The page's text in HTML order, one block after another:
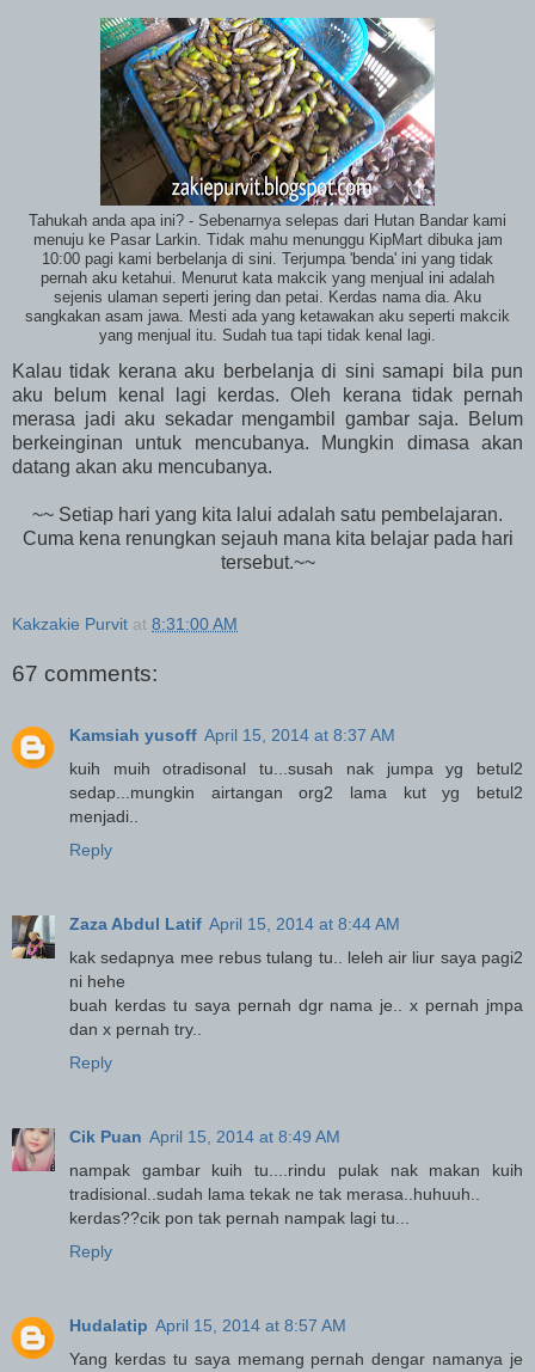
Tahukah anda apa ini? - Sebenarnya selepas dari Hutan Bandar kami
menuju ke Pasar Larkin. Tidak mahu menunggu KipMart dibuka jam
10:00 pagi kami berbelanja di sini. Terjumpa 'benda' ini yang tidak
pernah aku ketahui. Menurut kata makcik yang menjual ini adalah
sejenis ulaman seperti jering dan petai. Kerdas nama dia. Aku
sangkakan asam jawa. Mesti ada yang ketawakan aku seperti makcik
yang menjual itu. Sudah tua tapi tidak kenal lagi.
Kalau tidak kerana aku berbelanja di sini samapi bila pun
aku belum kenal lagi kerdas. Oleh kerana tidak pernah
merasa jadi aku sekadar mengambil gambar saja. Belum
berkeinginan untuk mencubanya. Mungkin dimasa akan
datang akan aku mencubanya.
~~ Setiap hari yang kita lalui adalah satu pembelajaran.
Cuma kena renungkan sejauh mana kita belajar pada hari
tersebut.~~
Kakzakie Purvit at 8:31:00 AM
67 comments:
Kamsiah yusoff April 15, 2014 at 8:37 AM
kuih muih otradisonal tu...susah nak jumpa yg betul2
sedap...mungkin airtangan org2 lama kut yg betul2
menjadi..
Reply
Zaza Abdul Latif April 15, 2014 at 8:44 AM
kak sedapnya mee rebus tulang tu.. leleh air liur saya pagi2
ni hehe
buah kerdas tu saya pernah dgr nama je.. x pernah jmpa
dan x pernah try..
Reply
Cik Puan April 15, 2014 at 8:49 AM
nampak gambar kuih tu....rindu pulak nak makan kuih
tradisional..sudah lama tekak ne tak merasa..huhuuh..
kerdas??cik pon tak pernah nampak lagi tu...
Reply
Hudalatip April 15, 2014 at 8:57 AM
Yang kerdas tu saya memang pernah dengar namanya je